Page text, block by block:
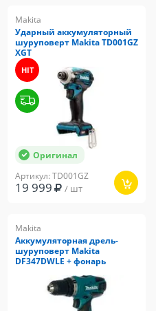
Makita
Ударный аккумуляторный
шуруповерт Makita TD001GZ
XGT
HIT
Оригинал
Артикул: TD001GZ
19 999 / шт
Makita
Аккумуляторная дрель-
шуруповерт Makita
DF347DWLE + фонарь